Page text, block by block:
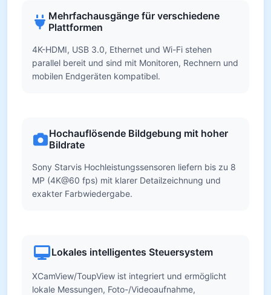
Mehrfachausgänge für verschiedene
Plattformen
4K-HDMI, USB 3.0, Ethernet und Wi-Fi stehen
parallel bereit und sind mit Monitoren, Rechnern und
mobilen Endgeräten kompatibel.
Hochauflösende Bildgebung mit hoher
Bildrate
Sony Starvis Hochleistungssensoren liefern bis zu 8
MP (4K@60 fps) mit klarer Detailzeichnung und
exakter Farbwiedergabe.
Lokales intelligentes Steuersystem
XCamView/ToupView ist integriert und ermöglicht
lokale Messungen, Foto-/Videoaufnahme,